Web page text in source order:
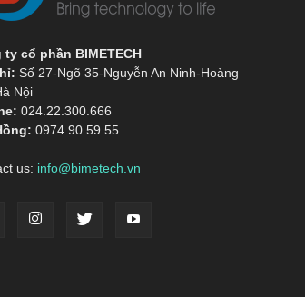
ty cổ phần BIMETECH
Số 27-Ngõ 35-Nguyễn An Ninh-Hoàng
Nội
024.22.300.666
0974.90.59.55
us: info@bimetech.vn